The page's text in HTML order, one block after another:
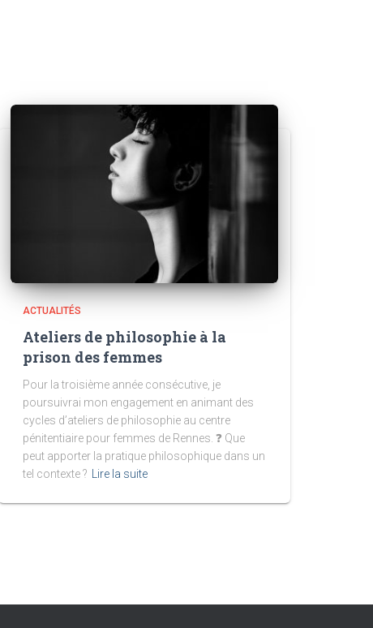
ACTUALITÉS
Ateliers de philosophie à la
prison des femmes
Pour la troisième année consécutive, je
poursuivrai mon engagement en animant des
cycles d’ateliers de philosophie au centre
pénitentiaire pour femmes de Rennes. ❓ Que
peut apporter la pratique philosophique dans un
tel contexte ?
Lire la suite